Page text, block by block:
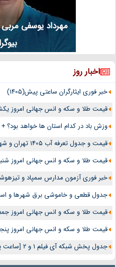
مهرداد یوسفی
اخبار روز
خبر فوری ایثارگران ساعتی پیش(1405)
قیمت طلا و سکه و انس جهانی امروز یکشنبه ۱۸
وزش باد در کدام استان ها خواهد بود؟
قیمت و جدول تعرفه آب 1405 تهران و شهرستان ها
قیمت طلا و سکه و انس جهانی امروز شنبه ۱۷ مرداد
خبر فوری آزمون مدارس سمپاد و
جدول قطعی و خاموشی برق شهرها و
قیمت طلا و سکه و انس جهانی امروز جمعه ۱۶ مرداد
قیمت طلا و سکه و انس جهانی امروز پنجشنبه ۱۵
جدول پخش شبکه آی فیلم 1 و 2 [ساعت پخش]